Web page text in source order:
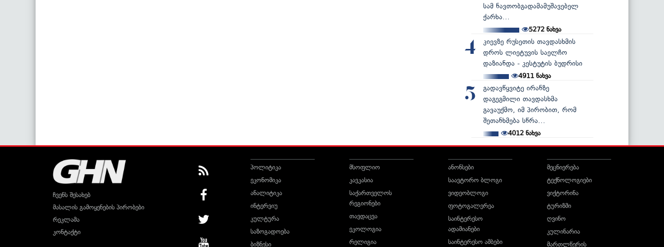
სამ ნავთობგადამამუშავებელ
ქარხა...
5272ნახვა
4
კიევზე რუსეთის თავდასხმის
დროს ლიეტუვის საელჩო
დაზიანდა - კესტუტის ბუდრისი
4911ნახვა
5
გადავწყვიტე ირანზე
დაგეგმილი თავდასხმა
გავაუქმო, იმ პირობით, რომ
შეთანხმება სწრა...
4012 ნახვა
ჩვენს შესახებ
მასალის გამოყენების პირობები
რეკლამა
კონტაქტი
პოლიტიკა
ეკონომიკა
ანალიტიკა
ინტერვიუ
კულტურა
საზოგადოება
ბიზნესი
მსოფლიო
კავკასია
საქართველოს
რეგიონები
თავდაცვა
ეკოლოგია
რელიგია
ანონსები
საავტორო ბლოგი
ვიდეობლოგი
ფოტოგალერეა
საინტერესო
ადამიანები
საინტერესო ამბები
მეცნიერება
ტექნოლოგიები
ვიქტორინა
ტურიზმი
ღვინო
კულინარია
მართლწერის